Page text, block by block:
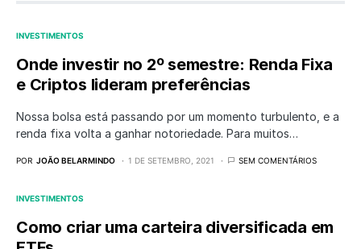
INVESTIMENTOS
Onde investir no 2º semestre: Renda Fixa
e Criptos lideram preferências
Nossa bolsa está passando por um momento turbulento, e a
renda fixa volta a ganhar notoriedade. Para muitos…
POR JOÃO BELARMINDO 1 DE SETEMBRO, 2021 SEM COMENTÁRIOS
INVESTIMENTOS
Como criar uma carteira diversificada em